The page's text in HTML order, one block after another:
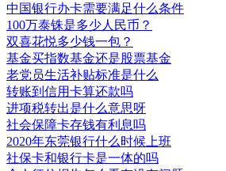
中国银行办卡需要满足什么条件
100万泰铢是多少人民币？
双喜花悦多少钱一包？
基金买指数基金还是股票基金
老党员生活补贴标准是什么
转账到信用卡算还款吗
进项税转出是什么意思呀
社会保障卡存钱有利息吗
2020年东莞银行什么时候上班
社保卡和银行卡是一体的吗